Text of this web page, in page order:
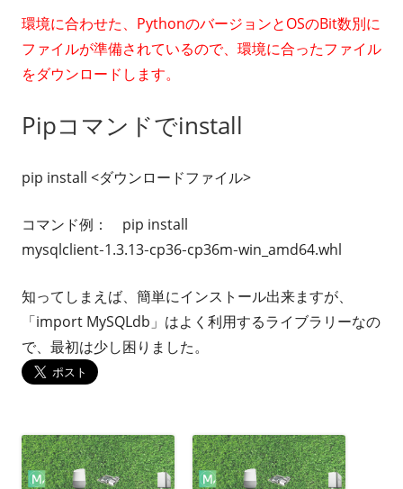
環境に合わせた、PythonのバージョンとOSのBit数別に
ファイルが準備されているので、環境に合ったファイル
をダウンロードします。
Pipコマンドでinstall
pip install <ダウンロードファイル>
コマンド例： pip install
mysqlclient‑1.3.13‑cp36‑cp36m‑win_amd64.whl
知ってしまえば、簡単にインストール出来ますが、
「import MySQLdb 」はよく利用するライブラリーなの
で、最初は少し困りました。